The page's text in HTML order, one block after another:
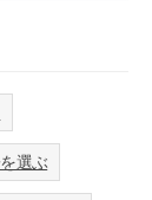
選ぶ